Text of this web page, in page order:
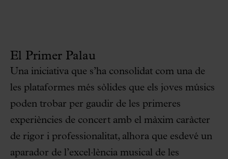
El Primer Palau
Una iniciativa que s’ha consolidat com una de
les plataformes més sòlides que els joves músics
poden trobar per gaudir de les primeres
experiències de concert amb el màxim caràcter
de rigor i professionalitat, alhora que esdevé un
aparador de l’excel·lència musical de les